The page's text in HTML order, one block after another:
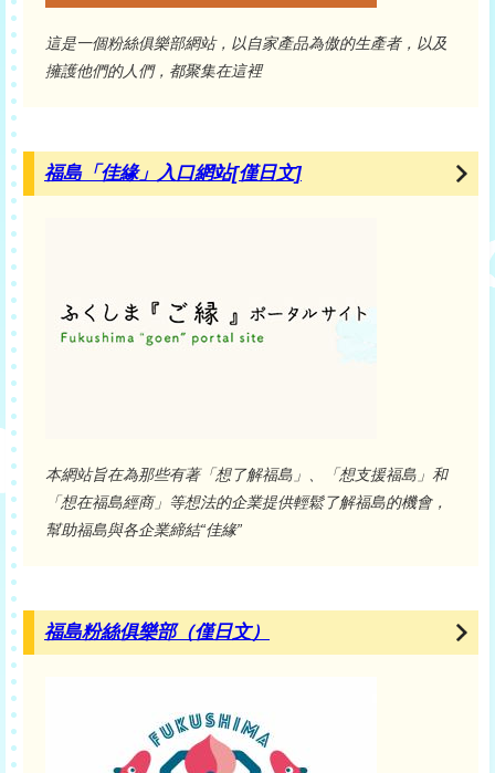
這是一個粉絲俱樂部網站，以自家產品為傲的生產者，以及
擁護他們的人們，都聚集在這裡
福島「佳緣」入口網站[僅日文]
本網站旨在為那些有著「想了解福島」、「想支援福島」和
「想在福島經商」等想法的企業提供輕鬆了解福島的機會，
幫助福島與各企業締結“佳緣”
福島粉絲俱樂部（僅日文）